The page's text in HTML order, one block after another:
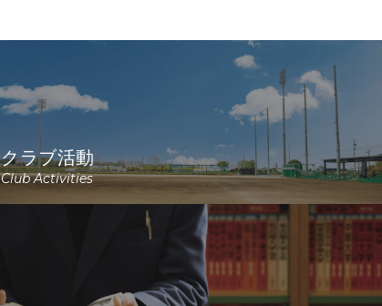
クラブ活動
Club Activities